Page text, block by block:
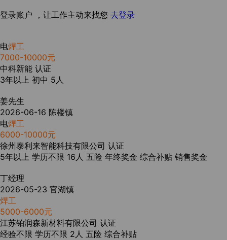
登录账户 ，让工作主动来找您 去登录
电焊工
7000-10000元
中科新能 认证
3年以上 初中 5人
姜先生
2026-06-16 陈楼镇
电焊工
6000-10000元
徐州泰利来智能科技有限公司 认证
5年以上 学历不限 16人 五险 年终奖金 综合补贴 销售奖金
丁经理
2026-05-23 官湖镇
焊工
5000-6000元
江苏铂润森新材料有限公司 认证
经验不限 学历不限 2人 五险 综合补贴